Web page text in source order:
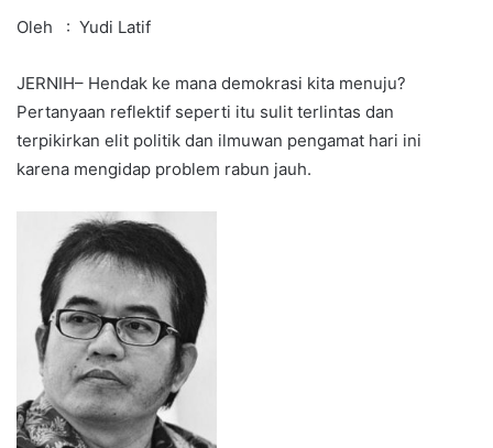
Oleh : Yudi Latif
JERNIH– Hendak ke mana demokrasi kita menuju?
Pertanyaan reflektif seperti itu sulit terlintas dan
terpikirkan elit politik dan ilmuwan pengamat hari ini
karena mengidap problem rabun jauh.